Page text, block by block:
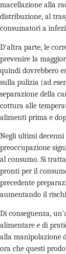
macellazione alla
distribuzione, al
consumatori a
D'altra parte, le
prevenire la
quindi dovrebbero
sulla pulizia (ad
separazione della
cottura alle
alimenti prima e
Negli ultimi
preoccupazione
al consumo. Si
pronti per il
precedente
aumentando il
Di conseguenza,
alimentare e di
alla manipolazione
ora che questi